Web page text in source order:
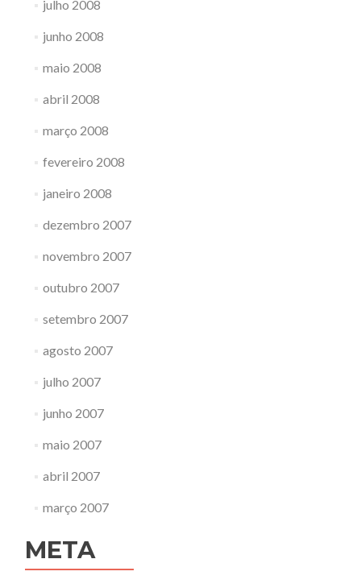
julho 2008
junho 2008
maio 2008
abril 2008
março 2008
fevereiro 2008
janeiro 2008
dezembro 2007
novembro 2007
outubro 2007
setembro 2007
agosto 2007
julho 2007
junho 2007
maio 2007
abril 2007
março 2007
META